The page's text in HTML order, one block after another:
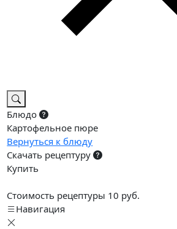
Блюдо
Картофельное пюре
Вернуться к блюду
Скачать рецептуру
Купить
Стоимость рецептуры 10 руб.
Навигация